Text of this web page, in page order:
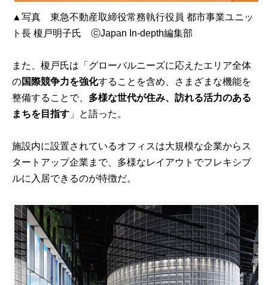
▲写真 東急不動産取締役常務執行役員 都市事業ユニッ
ト長 榎戸明子氏 ⓒJapan In-depth編集部
また、榎戸氏は「グローバルニーズに応えたエリア全体
の国際競争力を強化することを含め、さまざまな機能を
整備することで、 多様な世代が住み、訪れる活力のある
まちを目指す 」と語った。
施設内に設置されているオフィスは大規模な企業からス
タートアップ企業まで、多様なレイアウトでフレキシブ
ルに入居できるのが特徴だ。